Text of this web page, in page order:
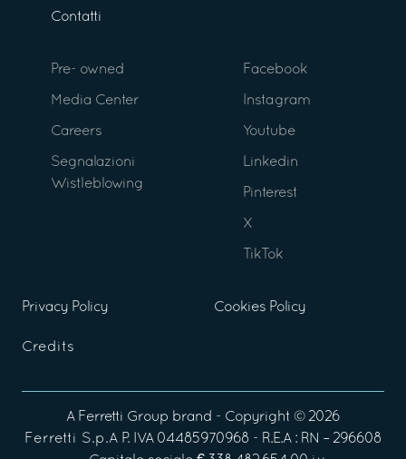
Contatti
Pre- owned
Media Center
Careers
Segnalazioni
Wistleblowing
Facebook
Instagram
Youtube
Linkedin
Pinterest
X
TikTok
Privacy Policy Cookies Policy
Credits
A Ferretti Group brand - Copyright © 2026
Ferretti S.p.A P. IVA 04485970968 - R.E.A : RN – 296608